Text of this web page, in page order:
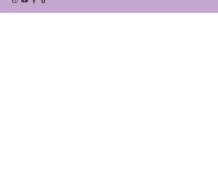
Instagram
YouTube
Facebook
Tiktok